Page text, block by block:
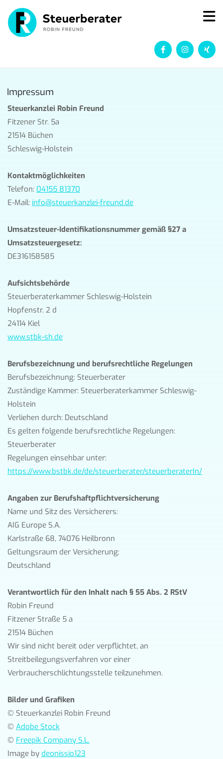
Impressum
Steuerkanzlei Robin Freund
Fitzener Str. 5a
21514 Büchen
Schleswig-Holstein
Kontaktmöglichkeiten
Telefon: 04155 81370
E-Mail: info@steuerkanzlei-freund.de
Umsatzsteuer-Identifikationsnummer gemäß §27 a
Umsatzsteuergesetz:
DE316158585
Aufsichtsbehörde
Steuerberaterkammer Schleswig-Holstein
Hopfenstr. 2 d
24114 Kiel
www.stbk-sh.de
Berufsbezeichnung und berufsrechtliche Regelungen
Berufsbezeichnung: Steuerberater
Zuständige Kammer: Steuerberaterkammer Schleswig-
Holstein
Verliehen durch: Deutschland
Es gelten folgende berufsrechtliche Regelungen:
Steuerberater
Regelungen einsehbar unter:
https://www.bstbk.de/de/steuerberater/steuerberaterIn/
Angaben zur Berufshaftpflichtversicherung
Name und Sitz des Versicherers:
AIG Europe S.A.
Karlstraße 68, 74076 Heilbronn
Geltungsraum der Versicherung:
Deutschland
Verantwortlich für den Inhalt nach § 55 Abs. 2 RStV
Robin Freund
Fitzener Straße 5 a
21514 Büchen
Wir sind nicht bereit oder verpflichtet, an
Streitbeilegungsverfahren vor einer
Verbraucherschlichtungsstelle teilzunehmen.
Bilder und Grafiken
© Steuerkanzlei Robin Freund
© Adobe Stock
© Freepik Company S.L.
Image by deonissio123